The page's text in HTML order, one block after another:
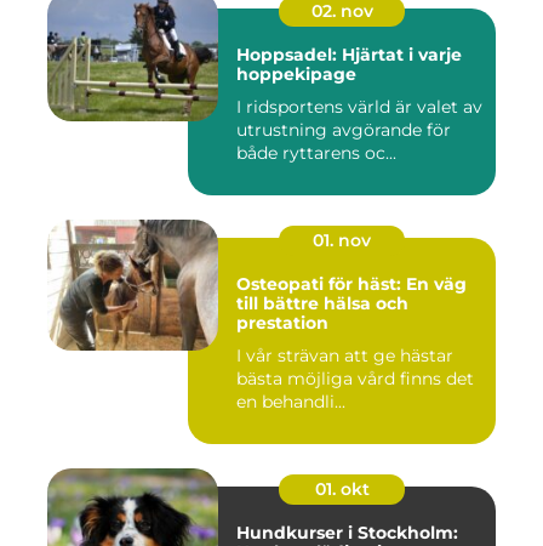
02. nov
Hoppsadel: Hjärtat i varje
hoppekipage
I ridsportens värld är valet av
utrustning avgörande för
både ryttarens oc...
01. nov
Osteopati för häst: En väg
till bättre hälsa och
prestation
I vår strävan att ge hästar
bästa möjliga vård finns det
en behandli...
01. okt
Hundkurser i Stockholm: